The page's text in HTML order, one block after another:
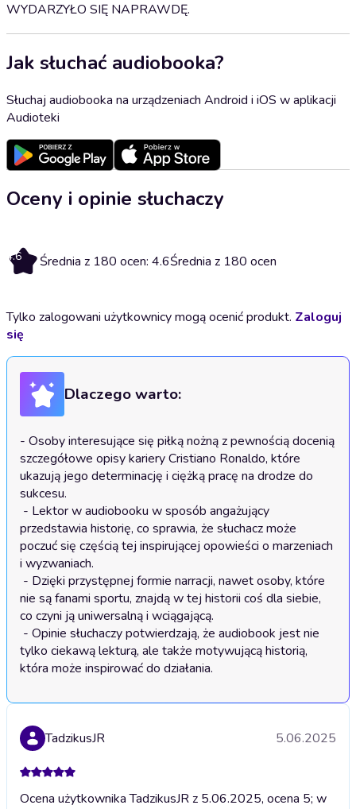
WYDARZYŁO SIĘ NAPRAWDĘ.
Jak słuchać audiobooka?
Słuchaj audiobooka na urządzeniach Android i iOS w aplikacji
Audioteki
Oceny i opinie słuchaczy
4.6 Średnia z 180 ocen: 4.6Średnia z 180 ocen
Tylko zalogowani użytkownicy mogą ocenić produkt. Zaloguj
się
Dlaczego warto:
- Osoby interesujące się piłką nożną z pewnością docenią
szczegółowe opisy kariery Cristiano Ronaldo, które
ukazują jego determinację i ciężką pracę na drodze do
sukcesu.
przedstawia historię, co sprawia, że słuchacz może
poczuć się częścią tej inspirującej opowieści o marzeniach
i wyzwaniach.
nie są fanami sportu, znajdą w tej historii coś dla siebie,
co czyni ją uniwersalną i wciągającą.
tylko ciekawą lekturą, ale także motywującą historią,
która może inspirować do działania.
TadzikusJR 5.06.2025
Ocena użytkownika TadzikusJR z 5.06.2025, ocena 5; w